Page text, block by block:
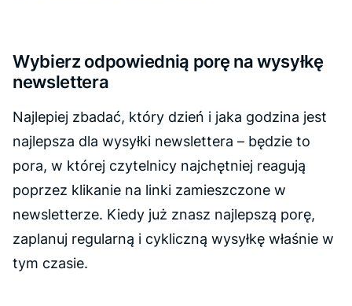
Wybierz odpowiednią porę na wysyłkę
newslettera
Najlepiej zbadać, który dzień i jaka godzina jest
najlepsza dla wysyłki newslettera – będzie to
pora, w której czytelnicy najchętniej reagują
poprzez klikanie na linki zamieszczone w
newsletterze. Kiedy już znasz najlepszą porę,
zaplanuj regularną i cykliczną wysyłkę właśnie w
tym czasie.